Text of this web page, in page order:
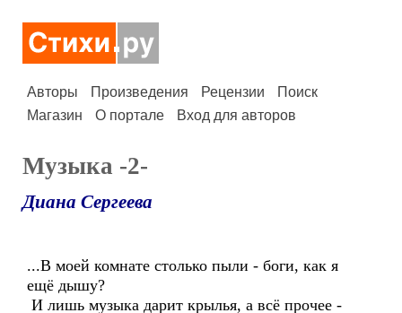
Авторы Произведения Рецензии
Поиск
Магазин
О портале Вход для авторов
Музыка -2-
Диана Сергеева
...В моей комнате столько пыли - боги, как я
ещё дышу?
И лишь музыка дарит крылья, а всё прочее -